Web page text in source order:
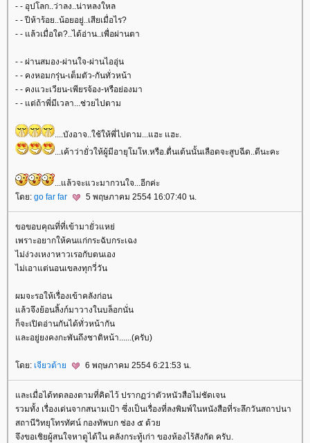
- - อุปโลก..ว่าลง..น่าหลงใหล
- - ปีห้าร้อย..น้อยอยู่..เสียเมื่อไร?
- - แล้วเมื่อใด?..ได้อ่าน..เพื่อผ่านตา
- - ผ่านสมอง-ผ่านใจ-ผ่านไออุ่น
- - คงหอมกรุ่น-เต็มตัว-กันทั่วหน้า
- - คงแวะเวียน-เพียรจ้อง-หรือย่องมา
- - แต่ถ้าพี่มีเวลา...ช่วยไปตาม
....บังอาจ..ใช้ให้พี่ไปตาม...แฮะ แฮะ.
...เค้าว่ายั่วให้ผู้มีอายุโมโห.หรือ.ตื่นเต้นนั้นเลือดจะสูบฉีด..ดีนะคะ
...แล้วจะแวะมากวนใจ...อีกค่ะ
ดย: go far far 5 พฤษภาคม 2554 16:07:40 น.
ขอขอบคุณที่ที่เข้ามายั่วแหย่
เพราะอยากให้คนแก่กระฉับกระเฉง
ไม่ง่วงเหงาหาวเรอกับตนเอง
ไม่เอาแต่นอนเขลงทุกวี่วัน
ผมจะรอให้เรื่องเข้าคลังก่อน
ล้วจึงย้อนลิ้งก์มาวางในบล็อกนั่น
ก็จะเปิดอ่านกันได้ทั่วหน้ากัน
ละอยู่ยงคงกะพันถึงชาติหน้า......(ครับ)
ดย: เจียวต้า 6 พฤษภาคม 2554 6:21:53 น.
ละเมื่อได้ทดลองตามที่คิดไว้ ปรากฏว่าตัวหนัวสือไม่ชัดเจน
รวมทั้ง เรื่องเด่นจากสนามเป้า ซึ่งเป็นเรื่องที่ลงพิมพ์ในหนังสือที่ระลึกวันสถาปนา
สถานีวิทยุโทรทัศน์ กองทัพบก ช่อง ๕ ด้ว
จึงขอเชิยผู้สนใจหาดูได้ใน คลังกระทู้เก่า ของห้องไร้สังกัด ครับ.